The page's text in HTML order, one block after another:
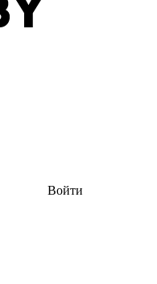
Войти